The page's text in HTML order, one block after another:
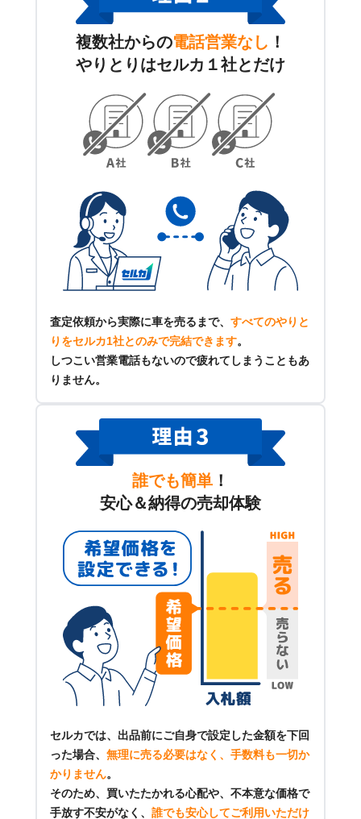
複数社からの電話営業なし ！
やりとりはセルカ１社とだけ
査定依頼から実際に車を売るまで、 すべてのやりと
りをセルカ1社とのみで完結できます。
しつこい営業電話もないので疲れてしまうこともあ
りません。
誰でも簡単 ！
安心＆納得の売却体験
セルカでは、出品前にご自身で設定した金額を下回
った場合、 無理に売る必要はなく、手数料も一切か
かりません。
そのため、買いたたかれる心配や、不本意な価格で
手放す不安がなく、 誰でも安心してご利用いただけ